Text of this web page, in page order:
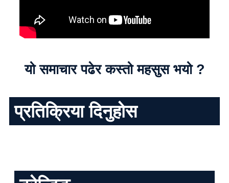
यो समाचार पढेर कस्तो महसुस भयो ?
प्रतिक्रिया दिनुहोस